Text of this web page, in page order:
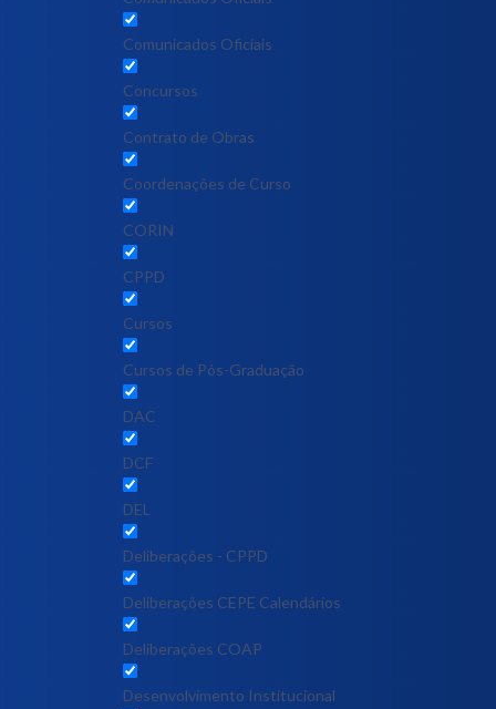
Comunicados Oficiais
Concursos
Contrato de Obras
Coordenações de Curso
CORIN
CPPD
Cursos
Cursos de Pós-Graduação
DAC
DCF
DEL
Deliberações - CPPD
Deliberações CEPE Calendários
Deliberações COAP
Desenvolvimento Institucional